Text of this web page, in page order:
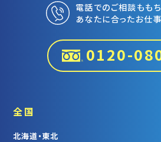
電話でのご相談もも
あなたに合ったお仕
0120-
全国
北海道・東北